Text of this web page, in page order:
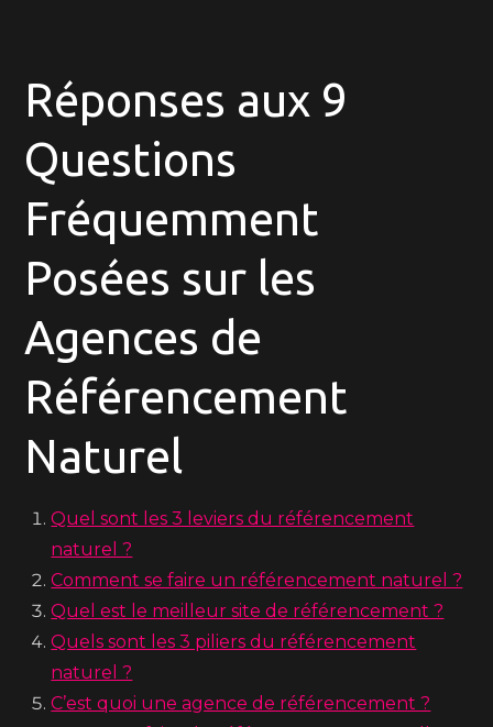
Réponses aux 9
Questions
Fréquemment
Posées sur les
Agences de
Référencement
Naturel
Quel sont les 3 leviers du référencement
naturel ?
Comment se faire un référencement naturel ?
Quel est le meilleur site de référencement ?
Quels sont les 3 piliers du référencement
naturel ?
C’est quoi une agence de référencement ?